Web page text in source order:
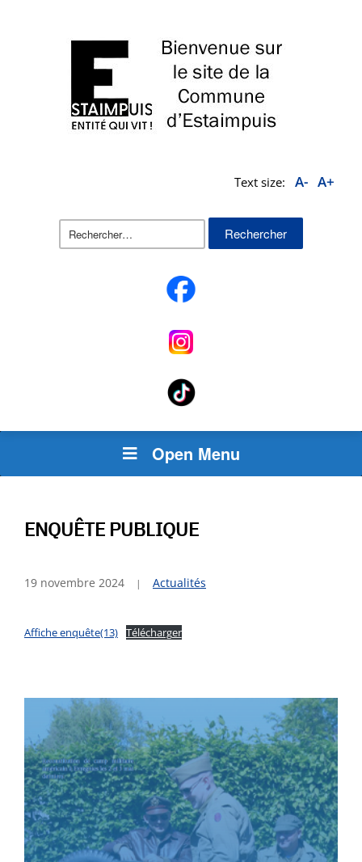
Text size: A- A+
Rechercher :
Open Menu
ENQUÊTE PUBLIQUE
19 novembre 2024 Actualités
Affiche enquête(13) Télécharger